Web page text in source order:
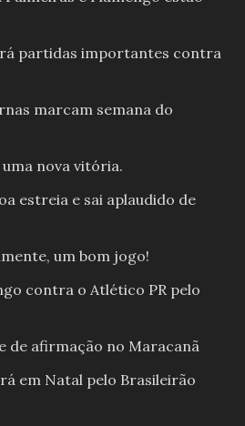
partidas importantes contra
marcam semana do
nova vitória.
estreia e sai aplaudido de
um bom jogo!
contra o Atlético PR pelo
de afirmação no Maracanã
em Natal pelo Brasileirão